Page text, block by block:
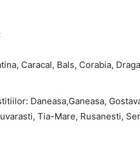
Caracal, Bals, Corabia,
Daneasa,Ganeasa,
Tia-Mare, Rusanesti,